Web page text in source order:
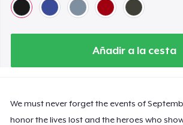
Añadir a la cesta
We must never forget the events of
honor the lives lost and the heroes who